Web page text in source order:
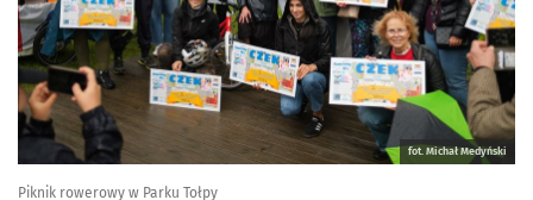
fot. Michał Medyński
Piknik rowerowy w Parku Tołpy